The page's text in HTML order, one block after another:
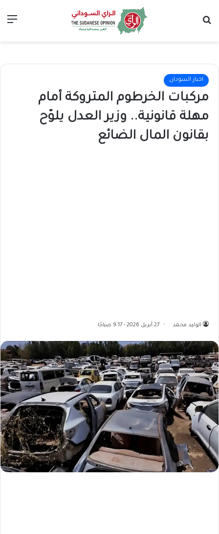
اخبار السودان
مركبات الخرطوم المتروكة أمام
مهلة قانونية.. وزير العدل يلوّح
بقانون المال الضائع
الوليد محمد 27 أبريل 2026 - 9:17 صباحًا